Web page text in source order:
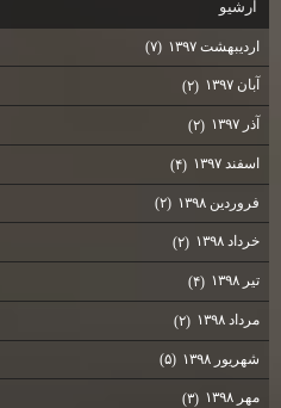
آرشيو
اردیبهشت ۱۳۹۷ (۷)
آبان ۱۳۹۷ (۲)
آذر ۱۳۹۷ (۲)
اسفند ۱۳۹۷ (۴)
فروردین ۱۳۹۸ (۲)
خرداد ۱۳۹۸ (۲)
تیر ۱۳۹۸ (۴)
مرداد ۱۳۹۸ (۲)
شهریور ۱۳۹۸ (۵)
مهر ۱۳۹۸ (۳)